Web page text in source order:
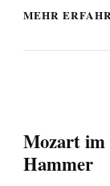
MEHR
Mozart
Hammer